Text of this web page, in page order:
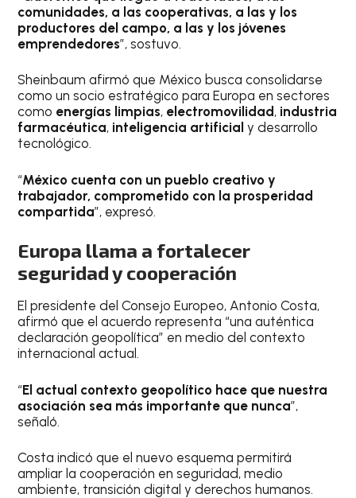
comunidades, a las cooperativas, a las y los
productores del campo, a las y los jóvenes
emprendedores”, sostuvo.
Sheinbaum afirmó que México busca consolidarse
como un socio estratégico para Europa en sectores
como energías limpias, electromovilidad , industria
farmacéutica, inteligencia artificial y desarrollo
tecnológico.
“México cuenta con un pueblo creativo y
trabajador, comprometido con la prosperidad
compartida”, expresó.
Europa llama a fortalecer
seguridad y cooperación
El presidente del Consejo Europeo, Antonio Costa,
afirmó que el acuerdo representa “una auténtica
declaración geopolítica” en medio del contexto
internacional actual.
“El actual contexto geopolítico hace que nuestra
asociación sea más importante que nunca”,
señaló.
Costa indicó que el nuevo esquema permitirá
ampliar la cooperación en seguridad, medio
ambiente, transición digital y derechos humanos.